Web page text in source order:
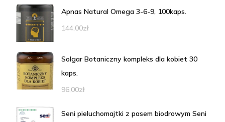
Apnas Natural Omega 3-6-9, 100kaps.
144,00zł
Solgar Botaniczny kompleks dla kobiet 30
kaps.
96,00zł
Seni pieluchomajtki z pasem biodrowym Seni